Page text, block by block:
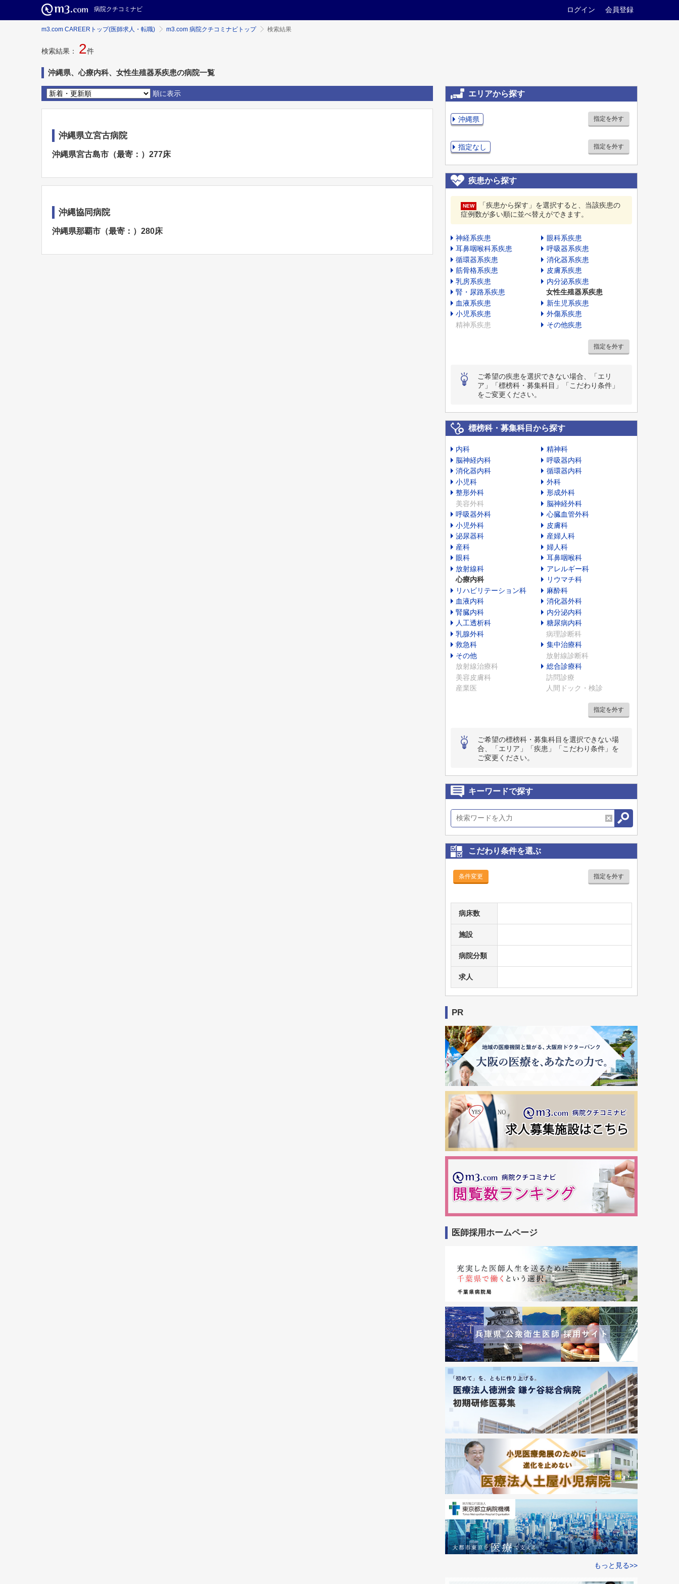
病院クチコミナビ ログイン 会員登録
m3.com CAREERトップ(医師求人・転職) m3.com 病院クチコミナビトップ 検索結果
検索結果： 2件
沖縄県、心療内科、女性生殖器系疾患の病院一覧
順に表示
沖縄県立宮古病院
沖縄県宮古島市（最寄：）277床
沖縄協同病院
沖縄県那覇市（最寄：）280床
エリアから探す
沖縄県 指定を外す
指定なし 指定を外す
疾患から探す
NEW
「疾患から探す」を選択すると、当該疾患の
症例数が多い順に並べ替えができます。
神経系疾患
眼科系疾患
耳鼻咽喉科系疾患
呼吸器系疾患
循環器系疾患
消化器系疾患
筋骨格系疾患
皮膚系疾患
乳房系疾患
内分泌系疾患
腎・尿路系疾患
女性生殖器系疾患
血液系疾患
新生児系疾患
小児系疾患
外傷系疾患
精神系疾患
その他疾患
指定を外す
ご希望の疾患を選択できない場合、「エリ
ア」「標榜科・募集科目」「こだわり条件」
をご変更ください。
標榜科・募集科目から探す
内科
精神科
脳神経内科
呼吸器内科
消化器内科
循環器内科
小児科
外科
整形外科
形成外科
美容外科
脳神経外科
呼吸器外科
心臓血管外科
小児外科
皮膚科
泌尿器科
産婦人科
産科
婦人科
眼科
耳鼻咽喉科
放射線科
アレルギー科
心療内科
リウマチ科
リハビリテーション科
麻酔科
血液内科
消化器外科
腎臓内科
内分泌内科
人工透析科
糖尿病内科
乳腺外科
病理診断科
救急科
集中治療科
その他
放射線診断科
放射線治療科
総合診療科
美容皮膚科
訪問診療
産業医
人間ドック・検診
指定を外す
ご希望の標榜科・募集科目を選択できない場
合、「エリア」「疾患」「こだわり条件」を
ご変更ください。
キーワードで探す
こだわり条件を選ぶ
条件変更 指定を外す
病床数
施設
病院分類
求人
PR
医師採用ホームページ
もっと見る>>